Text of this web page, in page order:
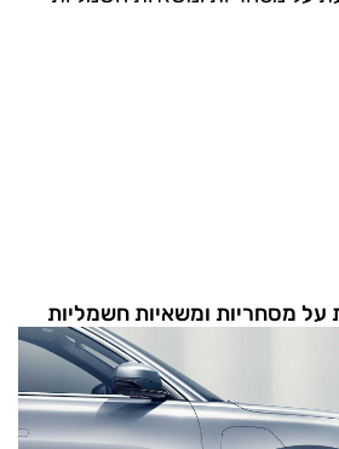
מסחריות ומשאיות חשמליות